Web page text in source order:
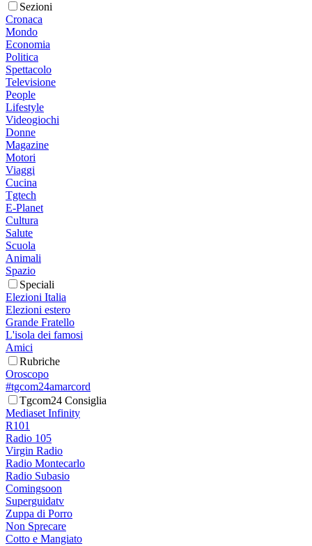
Sezioni
Cronaca
Mondo
Economia
Politica
Spettacolo
Televisione
People
Lifestyle
Videogiochi
Donne
Magazine
Motori
Viaggi
Cucina
Tgtech
E-Planet
Cultura
Salute
Scuola
Animali
Spazio
Speciali
Elezioni Italia
Elezioni estero
Grande Fratello
L'isola dei famosi
Amici
Rubriche
Oroscopo
#tgcom24amarcord
Tgcom24 Consiglia
Mediaset Infinity
R101
Radio 105
Virgin Radio
Radio Montecarlo
Radio Subasio
Comingsoon
Superguidatv
Zuppa di Porro
Non Sprecare
Cotto e Mangiato